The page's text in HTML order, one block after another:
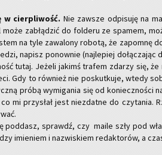
w cier­pli­wość. Nie za­wsze od­pi­su­ję na
może za­błą­dzić do fol­de­ru ze spa­mem,
na tyle za­wa­lo­ny ro­bo­tą, że za­po­mnę
na­pisz po­now­nie (naj­le­piej do­łą­cza­jąc
tutaj. Je­że­li ja­kimś tra­fem zda­rzy się,
Gdy to rów­nież nie po­skut­ku­je, wtedy
próbą wy­mi­ga­nia się od ko­niecz­no­ści
mi przy­słał jest nie­zdat­ne do czy­ta­nia.
pod­dasz, sprawdź, czy maile szły pod
imie­niem i na­zwi­skiem re­dak­to­rów, a